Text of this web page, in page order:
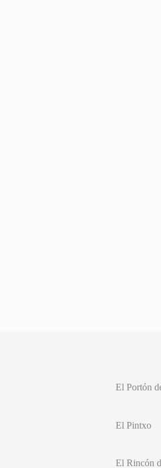
El Portón
El Pintxo
El Rincón